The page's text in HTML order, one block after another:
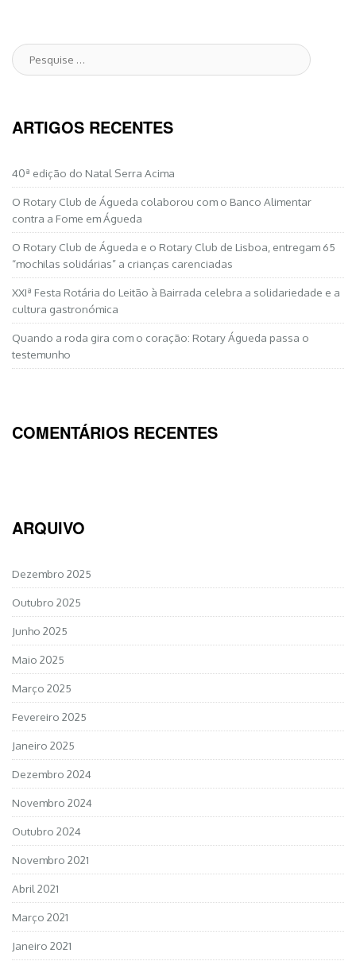
Pesquise
por:
ARTIGOS RECENTES
40ª edição do Natal Serra Acima
O Rotary Club de Águeda colaborou com o Banco Alimentar
contra a Fome em Águeda
O Rotary Club de Águeda e o Rotary Club de Lisboa, entregam 65
“mochilas solidárias” a crianças carenciadas
XXIª Festa Rotária do Leitão à Bairrada celebra a solidariedade e a
cultura gastronómica
Quando a roda gira com o coração: Rotary Águeda passa o
testemunho
COMENTÁRIOS RECENTES
ARQUIVO
Dezembro 2025
Outubro 2025
Junho 2025
Maio 2025
Março 2025
Fevereiro 2025
Janeiro 2025
Dezembro 2024
Novembro 2024
Outubro 2024
Novembro 2021
Abril 2021
Março 2021
Janeiro 2021